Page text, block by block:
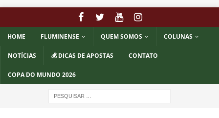
HOME FLUMINENSE QUEM SOMOS COLUNAS
NOTÍCIAS 💰 DICAS DE APOSTAS CONTATO
COPA DO MUNDO 2026